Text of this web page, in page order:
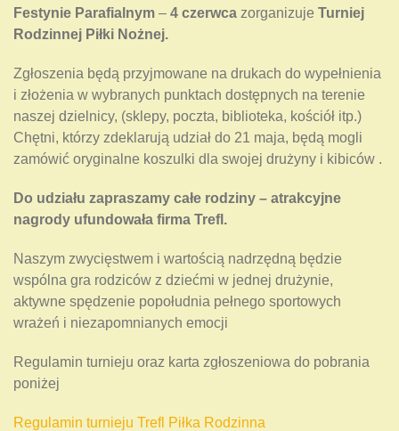
Festynie Parafialnym – 4 czerwca zorganizuje Turniej
Rodzinnej Piłki Nożnej.
Zgłoszenia będą przyjmowane na drukach do wypełnienia
i złożenia w wybranych punktach dostępnych na terenie
naszej dzielnicy, (sklepy, poczta, biblioteka, kościół itp.)
Chętni, którzy zdeklarują udział do 21 maja, będą mogli
zamówić oryginalne koszulki dla swojej drużyny i kibiców .
Do udziału zapraszamy całe rodziny – atrakcyjne
nagrody ufundowała firma Trefl.
Naszym zwycięstwem i wartością nadrzędną będzie
wspólna gra rodziców z dziećmi w jednej drużynie,
aktywne spędzenie popołudnia pełnego sportowych
wrażeń i niezapomnianych emocji
Regulamin turnieju oraz karta zgłoszeniowa do pobrania
poniżej
Regulamin turnieju Trefl Piłka Rodzinna